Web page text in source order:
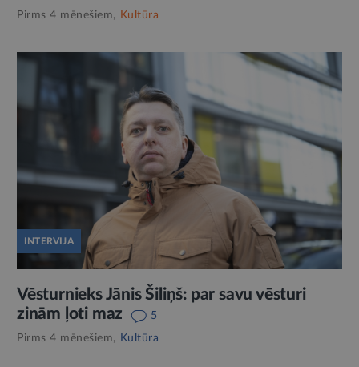
Pirms 4 mēnešiem, Kultūra
INTERVIJA
Vēsturnieks Jānis Šiliņš: par savu vēsturi
zinām ļoti maz
5
Pirms 4 mēnešiem,
Kultūra